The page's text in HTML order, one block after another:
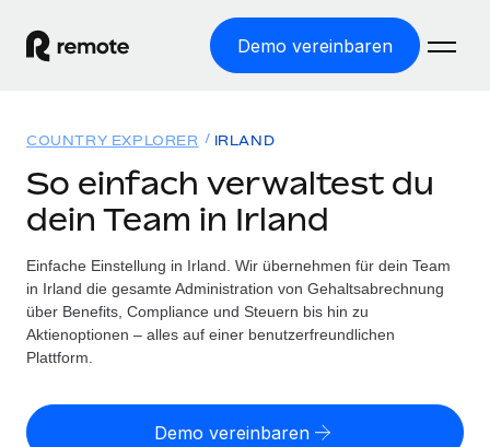
Demo vereinbaren
WELTWEITE BESCHÄFTIGUNG
Globale Payroll
Einfache, rechtssicher Payroll
Employer of Record
Weltweites Wachstum ohne Kosten für Niederlassungen
Contractor of Record
Rechtssichere, weltweite Arbeit mit Freelancer:innen
Lösungen
WELTWEITE ABDECKUNG
Country Explorer
Länderspezifische Unterstützung bei der Einstellung
Einfache Einstellung in allen US-Bundesstaaten
Ressourcen
TOOLS UND RECHNER
Scheinselbstständigkeitsrisiko berechnen
Preise
COUNTRY EXPLORER IRLAND
So einfach verwaltest du
dein Team in Irland
Einfache Einstellung in Irland. Wir übernehmen für dein Team
in Irland die gesamte Administration von Gehaltsabrechnung
über Benefits, Compliance und Steuern bis hin zu
Aktienoptionen – alles auf einer benutzerfreundlichen
Plattform.
Demo vereinbaren